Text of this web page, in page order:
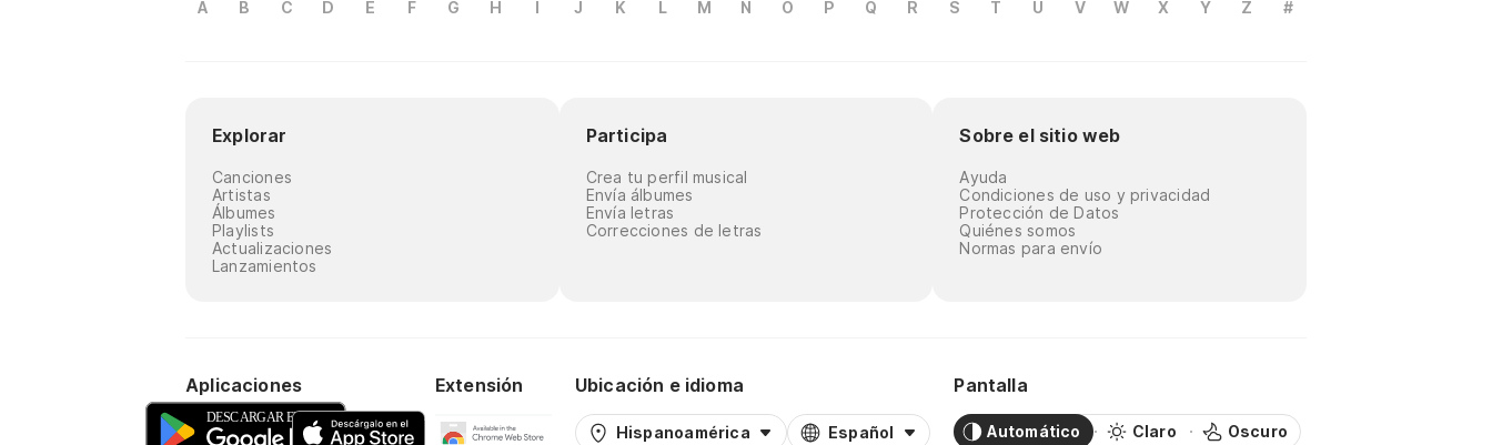
A B C D E F G H I J K L M N O P Q R S T U V W X Y Z #
Explorar
Canciones
Artistas
Álbumes
Playlists
Actualizaciones
Lanzamientos
Participa
Crea tu perfil musical
Envía álbumes
Envía letras
Correcciones de letras
Sobre el sitio web
Ayuda
Condiciones de uso y privacidad
Protección de Datos
Quiénes somos
Normas para envío
Aplicaciones Extensión Ubicación e idioma
Hispanoamérica Español
Pantalla
Automático Claro Oscuro